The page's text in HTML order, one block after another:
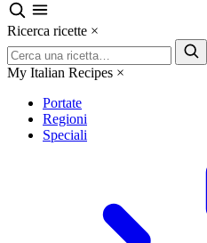
Ricerca ricette ×
My Italian Recipes ×
Portate
Regioni
Speciali